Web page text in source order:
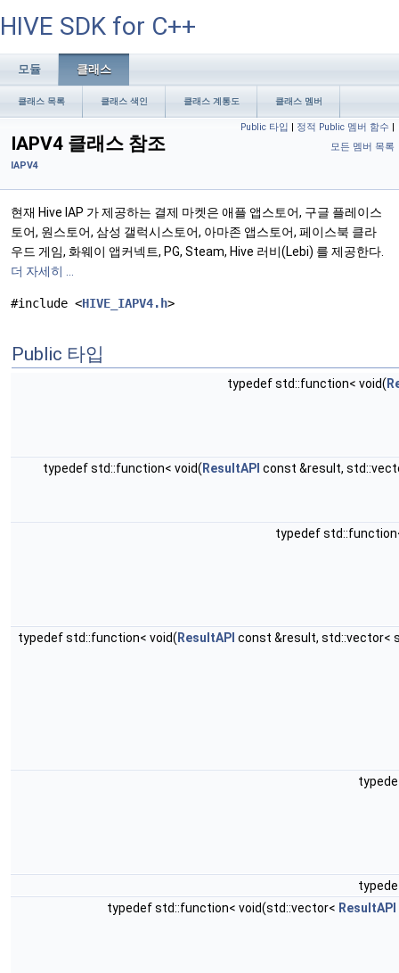
HIVE SDK for C++
모듈 클래스
클래스 목록 클래스 색인 클래스 계통도 클래스 멤버
Public 타입 | 정적 Public 멤버 함수 |
모든 멤버 목록
IAPV4 클래스 참조
IAPV4
현재 Hive IAP 가 제공하는 결제 마켓은 애플 앱스토어, 구글 플레이스
토어, 원스토어, 삼성 갤럭시스토어, 아마존 앱스토어, 페이스북 클라
우드 게임, 화웨이 앱커넥트, PG, Steam, Hive 러비(Lebi) 를 제공한다.
더 자세히 ...
#include <HIVE_IAPV4.h>
Public 타입
typedef std::function< void(
typedef std::function< void(ResultAPI const &result,
typedef
typedef std::function< void(ResultAPI const &result, std::vector<
typedef std::function< void(std::vector< ResultAPI